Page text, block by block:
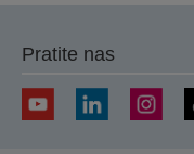
Pratite nas